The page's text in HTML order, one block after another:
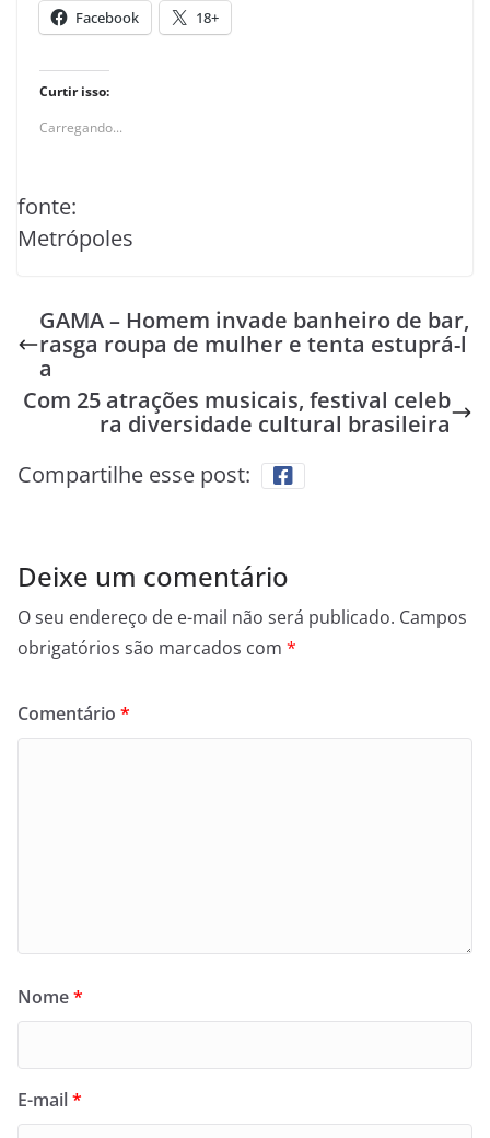
Facebook 18+
Curtir isso:
Carregando...
fonte:
Metrópoles
GAMA – Homem invade banheiro de bar,
rasga roupa de mulher e tenta estuprá-l
a
Com 25 atrações musicais, festival celeb
ra diversidade cultural brasileira
Compartilhe esse post:
Deixe um comentário
O seu endereço de e-mail não será publicado. Campos
obrigatórios são marcados com *
Comentário *
Nome*
E-mail*